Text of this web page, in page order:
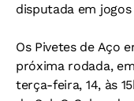
disputada em
Os Pivetes de Aço
próxima rodada,
terça-feira, 14, às